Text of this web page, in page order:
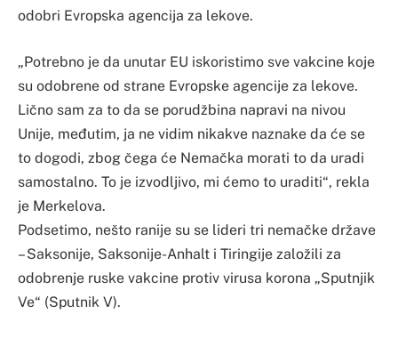
odobri Evropska agencija za lekove.
„Potrebno je da unutar EU iskoristimo sve vakcine koje
su odobrene od strane Evropske agencije za lekove.
Lično sam za to da se porudžbina napravi na nivou
Unije, međutim, ja ne vidim nikakve naznake da će se
to dogodi, zbog čega će Nemačka morati to da uradi
samostalno. To je izvodljivo, mi ćemo to uraditi“, rekla
je Merkelova.
Podsetimo, nešto ranije su se lideri tri nemačke države
– Saksonije, Saksonije-Anhalt i Tiringije založili za
odobrenje ruske vakcine protiv virusa korona „Sputnjik
Ve“ (Sputnik V).